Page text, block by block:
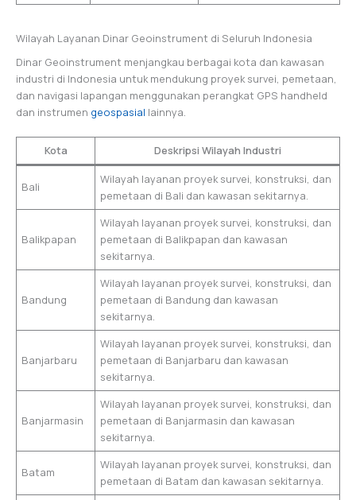
Wilayah Layanan Dinar Geoinstrument di Seluruh Indonesia
Dinar Geoinstrument menjangkau berbagai kota dan kawasan
industri di Indonesia untuk mendukung proyek survei, pemetaan,
dan navigasi lapangan menggunakan perangkat GPS handheld
dan instrumen geospasial lainnya.
Kota Deskripsi Wilayah Industri
Bali
Wilayah layanan proyek survei, konstruksi, dan
pemetaan di Bali dan kawasan sekitarnya.
Balikpapan
Wilayah layanan proyek survei, konstruksi, dan
pemetaan di Balikpapan dan kawasan
sekitarnya.
Bandung
Wilayah layanan proyek survei, konstruksi, dan
pemetaan di Bandung dan kawasan
sekitarnya.
Banjarbaru
Wilayah layanan proyek survei, konstruksi, dan
pemetaan di Banjarbaru dan kawasan
sekitarnya.
Banjarmasin
Wilayah layanan proyek survei, konstruksi, dan
pemetaan di Banjarmasin dan kawasan
sekitarnya.
Batam
Wilayah layanan proyek survei, konstruksi, dan
pemetaan di Batam dan kawasan sekitarnya.